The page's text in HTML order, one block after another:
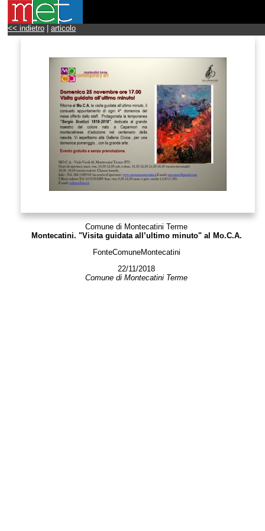
<< indietro articolo
Comune di Montecatini Terme
Montecatini. "Visita guidata all’ultimo minuto" al Mo.C.A.
FonteComuneMontecatini
22/11/2018
Comune di Montecatini Terme